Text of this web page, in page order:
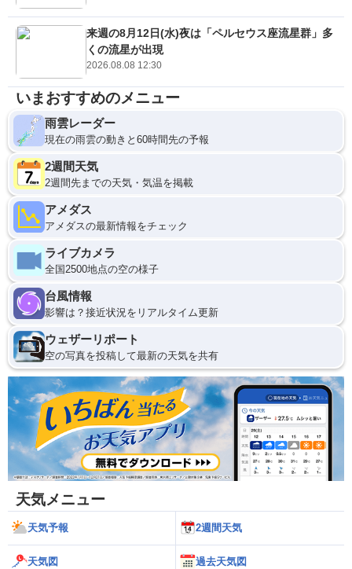
来週の8月12日(水)夜は「ペルセウス座流星群」多
くの流星が出現
2026.08.08 12:30
いまおすすめのメニュー
雨雲レーダー
現在の雨雲の動きと60時間先の予報
2週間天気
2週間先までの天気・気温を掲載
アメダス
アメダスの最新情報をチェック
ライブカメラ
全国2500地点の空の様子
台風情報
影響は？接近状況をリアルタイム更新
ウェザーリポート
空の写真を投稿して最新の天気を共有
天気メニュー
天気予報 2週間天気
天気図 過去天気図